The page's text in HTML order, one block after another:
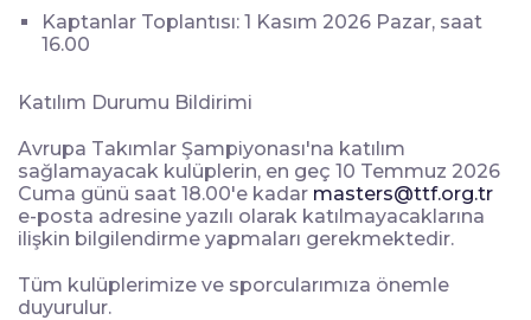
Kaptanlar Toplantısı: 1 Kasım 2026 Pazar, saat
16.00
Katılım Durumu Bildirimi
Avrupa Takımlar Şampiyonası'na katılım
sağlamayacak kulüplerin, en geç 10 Temmuz 2026
Cuma günü saat 18.00'e kadar masters@ttf.org.tr
e-posta adresine yazılı olarak katılmayacaklarına
ilişkin bilgilendirme yapmaları gerekmektedir.
Tüm kulüplerimize ve sporcularımıza önemle
duyurulur.